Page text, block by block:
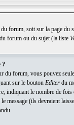
forum, soit sur la page du
forum ou du sujet (la liste
?
forum, vous pouvez
sur le bouton Editerdu
indiquant le nombre
(ils devraient